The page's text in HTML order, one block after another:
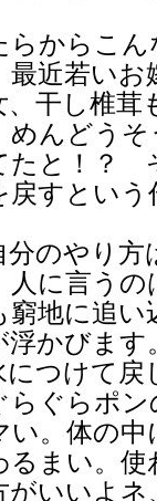
からこん
最近若い
、干し椎
めんどう
たと！？
戻すとい
のやり方
人に言う
窮地に追
浮かびます
つけて戻
らぐらポ
い。体の
るまい。
がいいよ